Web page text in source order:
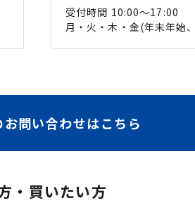
受付時間 10:00〜17:00
月・火・木・金(年末年始
お問い合わせはこちら
・買いたい方